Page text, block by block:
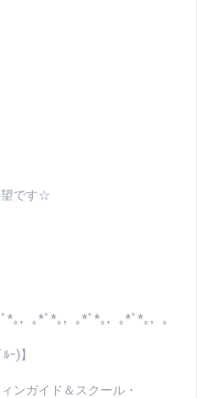
望です☆
*｡，｡*ﾟ*｡，｡*ﾟ*｡，｡*ﾟ*｡，｡
ｰ)】
ンガイド＆スクール・